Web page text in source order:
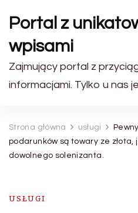
Portal z
wpisami
Zajmujący portal z
informacjami. Tylko u nas
Strona główna usługi
podarunków są towary ze złota,
dowolnego solenizanta.
USŁUGI